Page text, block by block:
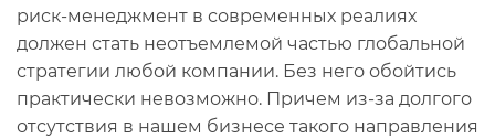
риск-менеджмент в современных реалиях
должен стать неотъемлемой частью глобальной
стратегии любой компании. Без него обойтись
практически невозможно. Причем из-за долгого
отсутствия в нашем бизнесе такого направления